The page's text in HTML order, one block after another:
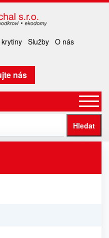
Služby O nás
nás